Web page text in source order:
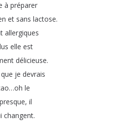
à préparer
et sans lactose.
allergiques
elle est
délicieuse.
que je devrais
…oh le
presque, il
changent.